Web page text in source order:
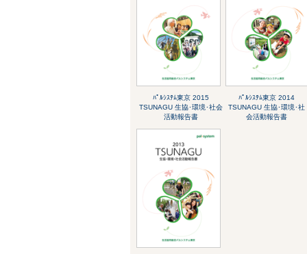
ﾊﾟﾙｼｽﾃﾑ東京 2015
TSUNAGU 生協･環境･社会
活動報告書
ﾊﾟﾙｼｽﾃﾑ東京 2014
TSUNAGU 生協･環境･社
会活動報告書